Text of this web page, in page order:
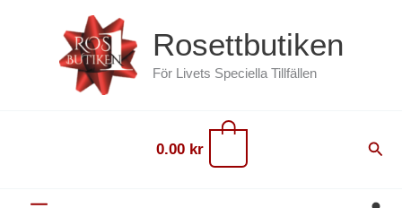
Rosettbutiken
För Livets Speciella Tillfällen
0.00 kr Sök